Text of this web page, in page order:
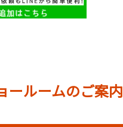
ールームのご案内